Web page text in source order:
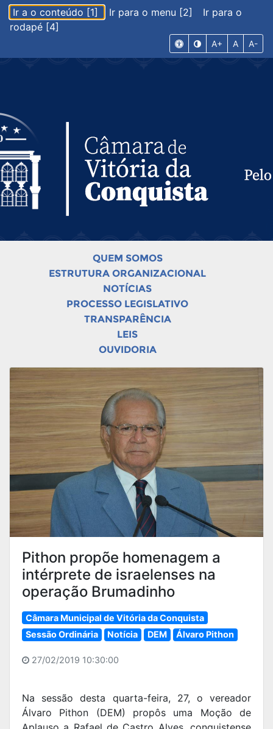
Ir a o conteúdo [1] Ir para o menu [2]
Ir para o
rodapé [4]
A+ A A-
QUEM SOMOS
ESTRUTURA ORGANIZACIONAL
NOTÍCIAS
PROCESSO LEGISLATIVO
TRANSPARÊNCIA
LEIS
OUVIDORIA
Pithon propõe homenagem a
intérprete de israelenses na
operação Brumadinho
Câmara Municipal de Vitória da Conquista
Sessão Ordinária
Notícia DEM Álvaro Pithon
27/02/2019 10:30:00
Na sessão desta quarta-feira, 27, o vereador
Álvaro Pithon (DEM) propôs uma Moção de